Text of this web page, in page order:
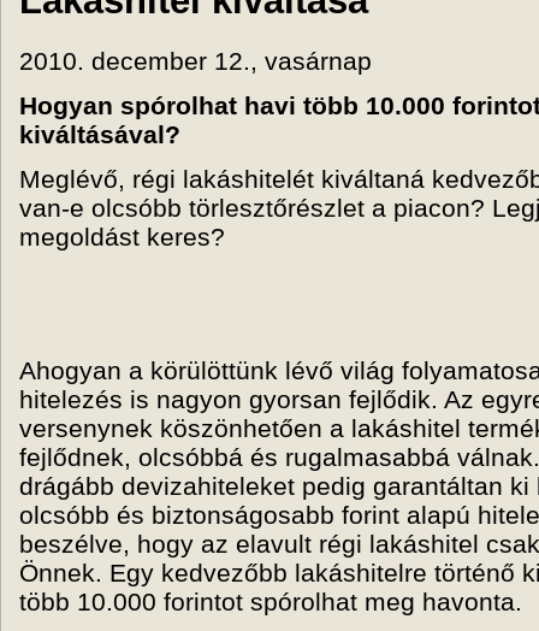
2010. december 12., vasárnap
Hogyan spórolhat havi több 10.000
kiváltásával?
Meglévő, régi lakáshitelét kiváltaná
van-e olcsóbb törlesztőrészlet a piacon?
megoldást keres?
Ahogyan a körülöttünk lévő világ
hitelezés is nagyon gyorsan fejlődik. Az
versenynek köszönhetően a lakáshitel
fejlődnek, olcsóbbá és rugalmasabbá
drágább devizahiteleket pedig garantáltan ki
olcsóbb és biztonságosabb forint alapú
beszélve, hogy az elavult régi lakáshitel
Önnek. Egy kedvezőbb lakáshitelre történő
több 10.000 forintot spórolhat meg havonta.